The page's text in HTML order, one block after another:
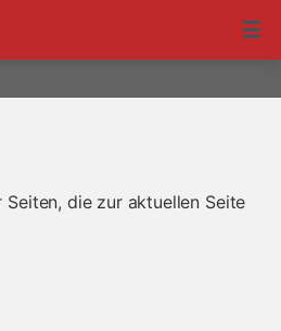
die zur aktuellen Seite